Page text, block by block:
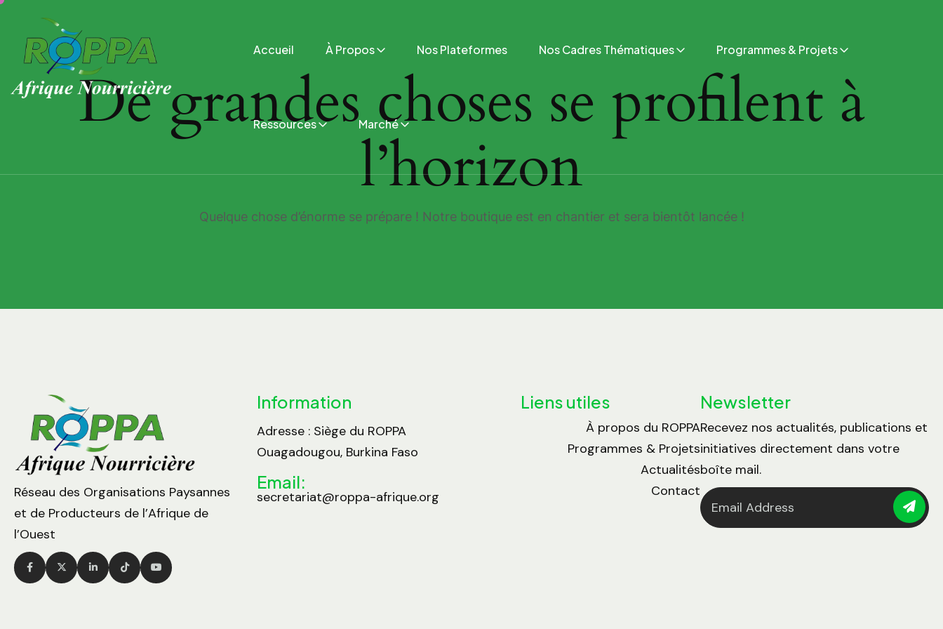
Accueil À Propos Nos Plateformes Nos Cadres Thématiques Programmes & Projets
Ressources Marché
De grandes choses se profilent à
l’horizon
Quelque chose d’énorme se prépare ! Notre boutique est en chantier et sera bientôt lancée !
Réseau des Organisations Paysannes
et de Producteurs de l’Afrique de
l’Ouest
Information
Adresse : Siège du ROPPA
Ouagadougou, Burkina Faso
Email:
secretariat@roppa-afrique.org
Liens utiles
À propos du ROPPA
Programmes & Projets
Actualités
Contact
Newsletter
Recevez nos actualités, publications et
initiatives directement dans votre
boîte mail.